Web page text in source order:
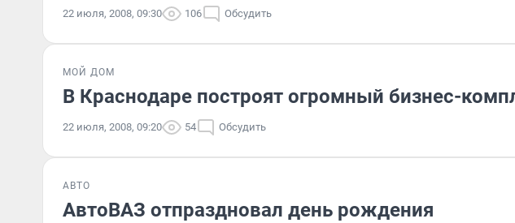
22 июля, 2008, 09:30 106 Обсудить
МОЙ ДОМ
В Краснодаре построят огромный бизнес-
22 июля, 2008, 09:20 54 Обсудить
АВТО
АвтоВАЗ отпраздновал день рождения